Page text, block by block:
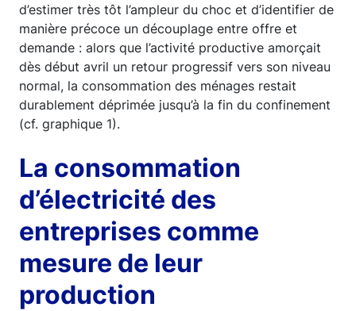
d’estimer très tôt l’ampleur du choc et d’identifier de
manière précoce un découplage entre offre et
demande : alors que l’activité productive amorçait
dès début avril un retour progressif vers son niveau
normal, la consommation des ménages restait
durablement déprimée jusqu’à la fin du confinement
(cf. graphique 1).
La consommation
d’électricité des
entreprises comme
mesure de leur
production